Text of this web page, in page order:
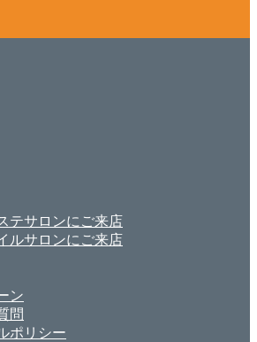
テサロンにご来店
ルサロンにご来店
ン
問
ポリシー